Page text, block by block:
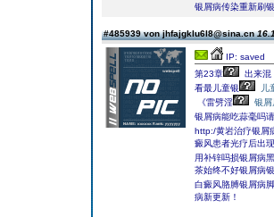
银屑病传染重新刷
#485939 von jhfajgklu6l8@sina.cn
IP: saved
第23章
出来混
看最儿童银
儿
《雷劈淫
银屑
银屑病能吃蒜毫吗
http:/黄岩治疗银屑
癜风患者光疗后出
用补锌吗损银屑病
茶始终不好银屑病
白癜风胳膊银屑病
病新更新！